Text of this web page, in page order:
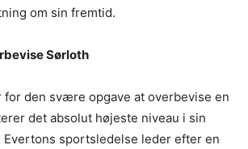
om sin fremtid.
Sørloth
for den svære opgave at overbevise en
det absolut højeste niveau i sin
Evertons sportsledelse leder efter en